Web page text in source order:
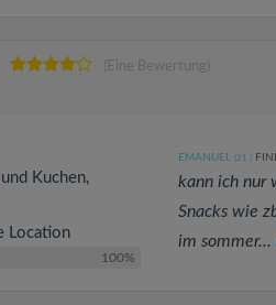
(Eine Bewertung)
Kuchen,
Location
100%
EMANUEL (21 )
kann ich nur
Snacks wie
im sommer...